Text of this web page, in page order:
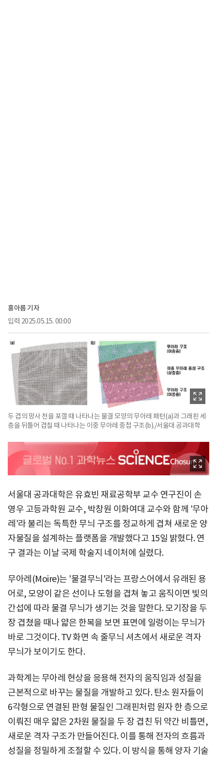
홍아름 기자
입력 2025.05.15. 00:00
두 겹의 망사 천을 포갤 때 나타나는 물결 모양의 무아레 패턴(a)과 그래핀 세
층을 뒤틀어 겹칠 때 나타나는 이중 무아레 중첩 구조(b)./서울대 공과대학
서울대 공과대학은 유효빈 재료공학부 교수 연구진이 손
영우 고등과학원 교수, 박창원 이화여대 교수와 함께 '무아
레'라 불리는 독특한 무늬 구조를 정교하게 겹쳐 새로운 양
자물질을 설계하는 플랫폼을 개발했다고 15일 밝혔다. 연
구 결과는 이날 국제 학술지 네이처에 실렸다.
무아레(Moire)는 '물결무늬'라는 프랑스어에서 유래된 용
어로, 모양이 같은 선이나 도형을 겹쳐 놓고 움직이면 빛의
간섭에 따라 물결 무늬가 생기는 것을 말한다. 모기장을 두
장 겹쳤을 때나 얇은 한복을 보면 표면에 일렁이는 무늬가
바로 그것이다. TV 화면 속 줄무늬 셔츠에서 새로운 격자
무늬가 보이기도 한다.
과학계는 무아레 현상을 응용해 전자의 움직임과 성질을
근본적으로 바꾸는 물질을 개발하고 있다. 탄소 원자들이
6각형으로 연결된 판형 물질인 그래핀처럼 원자 한 층으로
이뤄진 매우 얇은 2차원 물질을 두 장 겹친 뒤 약간 비틀면,
새로운 격자 구조가 만들어진다. 이를 통해 전자의 흐름과
성질을 정밀하게 조절할 수 있다. 이 방식을 통해 양자 기술